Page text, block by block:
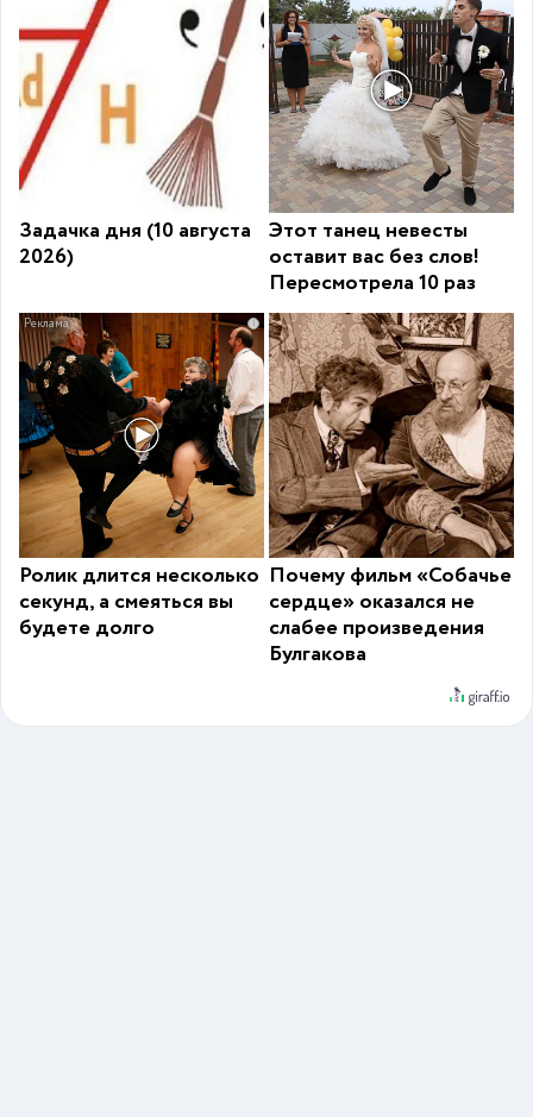
Задачка дня (10 августа
2026)
Этот танец невесты
оставит вас без слов!
Пересмотрела 10 раз
i
Ролик длится несколько
секунд, а смеяться вы
будете долго
Почему фильм «Собачье
сердце» оказался не
слабее произведения
Булгакова